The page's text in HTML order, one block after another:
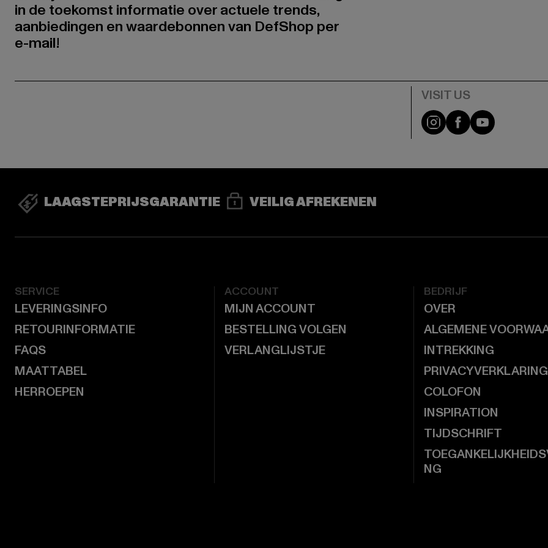
in de toekomst informatie over actuele trends,
aanbiedingen en waardebonnen van DefShop per
e-mail!
Visit our Instagram
Visit ourVisit our
LAAGSTEPRIJSGARANTIE VEILIG AFREKENEN
SERVICE
LEVERINGSINFO
RETOURINFORMATIE
FAQS
MAATTABEL
HERROEPEN
ACCOUNT
MIJN ACCOUNT
BESTELLING VOLGEN
VERLANGLIJSTJE
BEDRIJF
OVER
ALGEMENE
INTREKKING
PRIVACYVERKLARING
COLOFON
INSPIRATION
TIJDSCHRIFT
NG